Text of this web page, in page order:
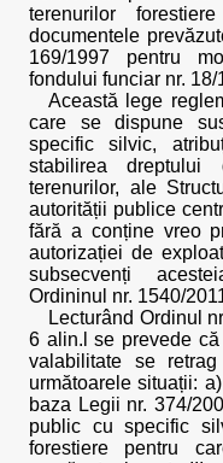
terenurilor
documentele
169/1997 pentru
fondului funciar nr. 18/
Această lege
care se dispune
specific silvic,
stabilirea dreptului
terenurilor, ale
autorității publice
fără a conține vreo
autorizației de
subsecvenți
Ordininul nr. 1540/
Lecturând Ordinul
6 alin.l se prevede
valabilitate se
următoarele situații:
baza Legii nr. 374/
public cu specific
forestiere pentru